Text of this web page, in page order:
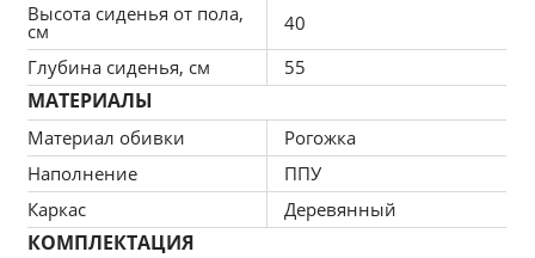
Декоративные подушки - в комплекте 1 шт 55*55
см
Жесткость - средняя,
Материал ножек - пластиковые,
Бельевой ящик - есть
Высота сиденья от пола,
см
40
Глубина сиденья, см
55
МАТЕРИАЛЫ
Материал обивки
Рогожка
Наполнение
ППУ
Каркас
Деревянный
КОМПЛЕКТАЦИЯ